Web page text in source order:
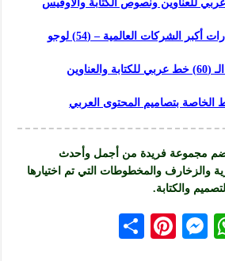
الشركات العالمية – (54) لوجو
بتصاميم المحتوى العربي
مجموعة فريدة من أجمل وأحدث
والزخارف والمخطوطات التي تم اختيارها
و الكتابة.
W
M
Pi